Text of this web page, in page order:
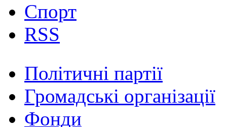
Спорт
RSS
Політичні партії
Громадські організації
Фонди